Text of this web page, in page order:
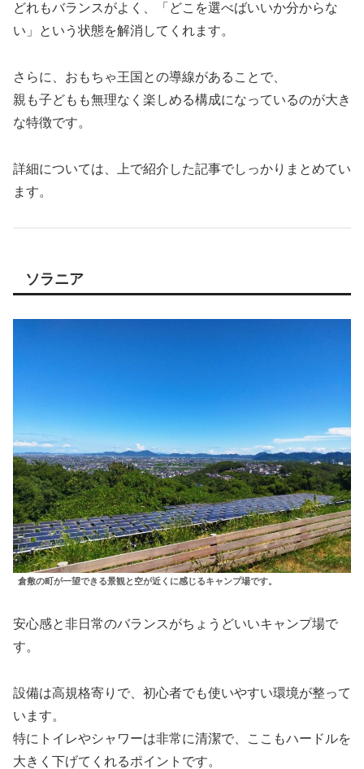
どれもバランスがよく、「どこを選べばいいか分からな
い」という状態を解消してくれます。
さらに、おもちゃ王国との導線があることで、
親も子どもも無理なく楽しめる構成になっているのが大き
な特徴です。
詳細については、上で紹介した記事でしっかりまとめてい
ます。
ソラニア
倉敷の町が一望できる景観と空が近くに感じるキャンプ場です。
安心感と非日常のバランスがちょうどいいキャンプ場で
す。
設備は高規格寄りで、初心者でも使いやすい環境が整って
います。
特にトイレやシャワーは非常に清潔で、ここもハードルを
大きく下げてくれるポイントです。